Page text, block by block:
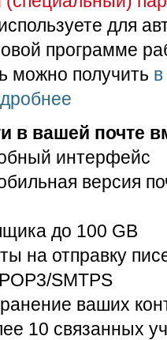
для
программе
можно получить
в вашей почте
интерфейс
версия
до 100 GB
на отправку
SMTPS
ваших
10 связанных